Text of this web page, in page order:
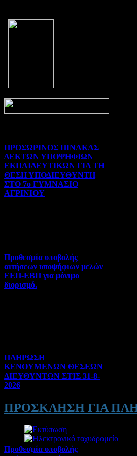
ΠΡΟΣΩΡΙΝΟΣ ΠΙΝΑΚΑΣ
ΔΕΚΤΩΝ ΥΠΟΨΗΦΙΩΝ
ΕΚΠΑΙΔΕΥΤΙΚΩΝ ΓΙΑ ΤΗ
ΘΕΣΗ ΥΠΟΔΙΕΥΘΥΝΤΗ
ΣΤΟ 7ο ΓΥΜΝΑΣΙΟ
ΑΓΡΙΝΙΟΥ
Προθεσμία υποβολής
αιτήσεων υποψήφιων μελών
ΕΕΠ-ΕΒΠ για μόνιμο
διορισμό.
ΠΛΗΡΩΣΗ
ΚΕΝΟΥΜΕΝΩΝ ΘΕΣΕΩΝ
ΔΙΕΥΘΥΝΤΩΝ ΣΤΙΣ 31-8-
2026
Γενικού ενδιαφέροντος | 04-
08-2026 | Hits:146
Προθεσμία υποβολής
ΠΡΟΣΚΛΗΣΗ ΓΙΑ